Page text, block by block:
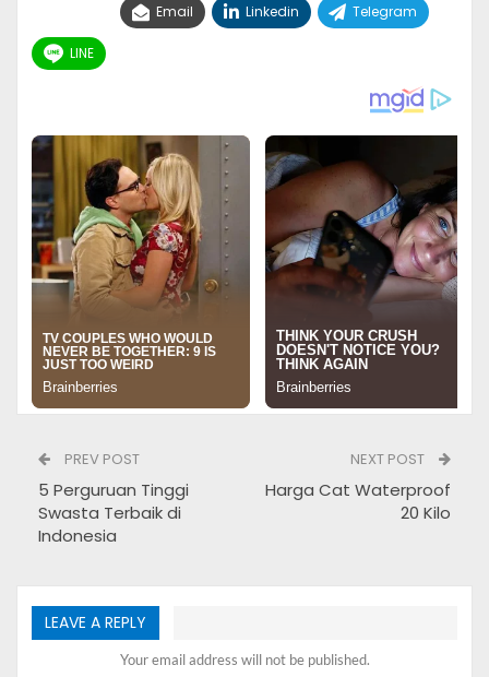
jenis warna yang kamu sukai, apakah kamu suka terang,
sedang dan atau warna gelap. Setelah mendapatkan tone
warna sesuai selera, selanjutnya jangan lupa memilih cat
yang berkualitas atau minimal tahan terhadap
Cat Eksterior Murah
Berkualitas
Pada kesempatan ini akan misteruddin bagikan informasi
mengenai cat eksterior murah berkualitas yang dapat
menjadi referensi saat kamu akan mewarnai rumah
idamanmu. Berikut ini cat eksterior murah berkualitas
versi misteruddin.
Cat Eksterior Mudah Berkualitas
Email Linkedin Telegram
LINE
PREV POST
5 Perguruan Tinggi
Swasta Terbaik di
Indonesia
NEXT POST
Harga Cat Waterproof
20 Kilo
LEAVE A REPLY
Your email address will not be published.